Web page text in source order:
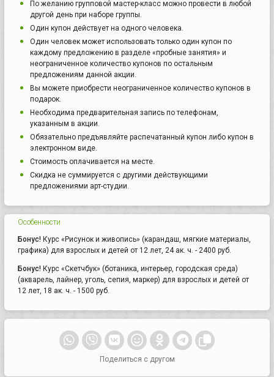
По желанию групповой мастер-класс можно провести в любой
другой день при наборе группы.
Один купон действует на одного человека.
Один человек может использовать только один купон по
каждому предложению в разделе «пробные занятия» и
неограниченное количество купонов по остальным
предложениям данной акции.
Вы можете приобрести неограниченное количество купонов в
подарок.
Необходима предварительная запись по телефонам,
указанным в акции.
Обязательно предъявляйте распечатанный купон либо купон в
электронном виде.
Стоимость оплачивается на месте.
Скидка не суммируется с другими действующими
предложениями арт-студии.
Особенности
Бонус! Курс «Рисунок и живопись» (карандаш, мягкие материалы,
графика) для взрослых и детей от 12 лет, 24 ак. ч. - 2400 руб.
Бонус! Курс «Скетчбук» (ботаника, интерьер, городская среда)
(акварель, лайнер, уголь, сепия, маркер) для взрослых и детей от
12 лет, 18 ак. ч. - 1500 руб.
Поделиться с другом